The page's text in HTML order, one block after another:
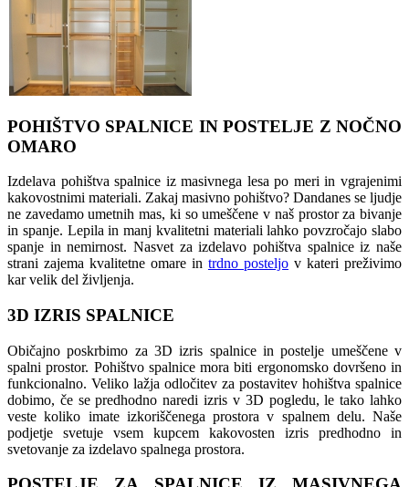
POHIŠTVO SPALNICE IN POSTELJE Z NOČNO
OMARO
Izdelava pohištva spalnice iz masivnega lesa po meri in vgrajenimi
kakovostnimi materiali. Zakaj masivno pohištvo? Dandanes se ljudje
ne zavedamo umetnih mas, ki so umeščene v naš prostor za bivanje
in spanje. Lepila in manj kvalitetni materiali lahko povzročajo slabo
spanje in nemirnost. Nasvet za izdelavo pohištva spalnice iz naše
strani zajema kvalitetne omare in trdno posteljo v kateri preživimo
kar velik del življenja.
3D IZRIS SPALNICE
Običajno poskrbimo za 3D izris spalnice in postelje umeščene v
spalni prostor. Pohištvo spalnice mora biti ergonomsko dovršeno in
funkcionalno. Veliko lažja odločitev za postavitev hohištva spalnice
dobimo, če se predhodno naredi izris v 3D pogledu, le tako lahko
veste koliko imate izkoriščenega prostora v spalnem delu. Naše
podjetje svetuje vsem kupcem kakovosten izris predhodno in
svetovanje za izdelavo spalnega prostora.